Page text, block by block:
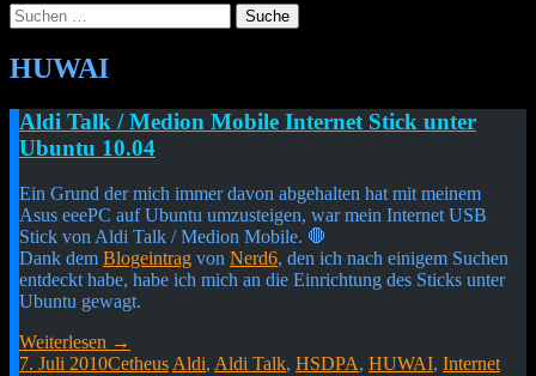
Suche
nach:
Cetheus Blog
HUWAI
Aldi Talk / Medion Mobile Internet Stick unter
Ubuntu 10.04
Ein Grund der mich immer davon abgehalten hat mit meinem
Asus eeePC auf Ubuntu umzusteigen, war mein Internet USB
Stick von Aldi Talk / Medion Mobile. 🛑
Dank dem Blogeintrag von Nerd6, den ich nach einigem Suchen
entdeckt habe, habe ich mich an die Einrichtung des Sticks unter
Ubuntu gewagt.
Weiterlesen →
7. Juli 2010CetheusAldi, Aldi Talk, HSDPA, HUWAI, Internet